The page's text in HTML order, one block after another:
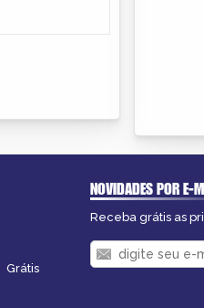
Grátis
NOVIDADES POR E-
Receba grátis as